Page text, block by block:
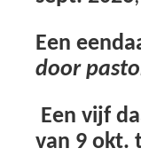
Een
door
Een vijf
van 9 okt.